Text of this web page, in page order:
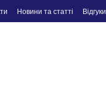
Новини та статті Відгуки